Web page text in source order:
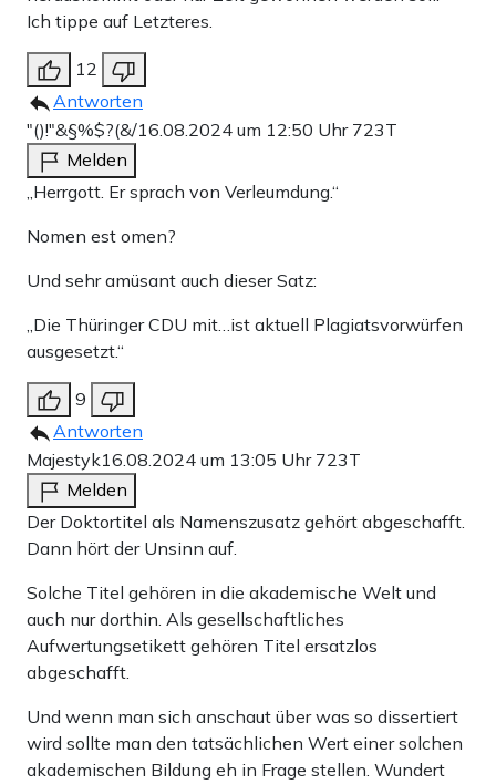
Ich tippe auf Letzteres.
12
Antworten
"()!"&§%$?(&/16.08.2024 um 12:50 Uhr 723T
Melden
„Herrgott. Er sprach von Verleumdung.“
Nomen est omen?
Und sehr amüsant auch dieser Satz:
„Die Thüringer CDU mit…ist aktuell Plagiatsvorwürfen
ausgesetzt.“
9
Antworten
Majestyk16.08.2024 um 13:05 Uhr 723T
Melden
Der Doktortitel als Namenszusatz gehört abgeschafft.
Dann hört der Unsinn auf.
Solche Titel gehören in die akademische Welt und
auch nur dorthin. Als gesellschaftliches
Aufwertungsetikett gehören Titel ersatzlos
abgeschafft.
Und wenn man sich anschaut über was so dissertiert
wird sollte man den tatsächlichen Wert einer solchen
akademischen Bildung eh in Frage stellen. Wundert